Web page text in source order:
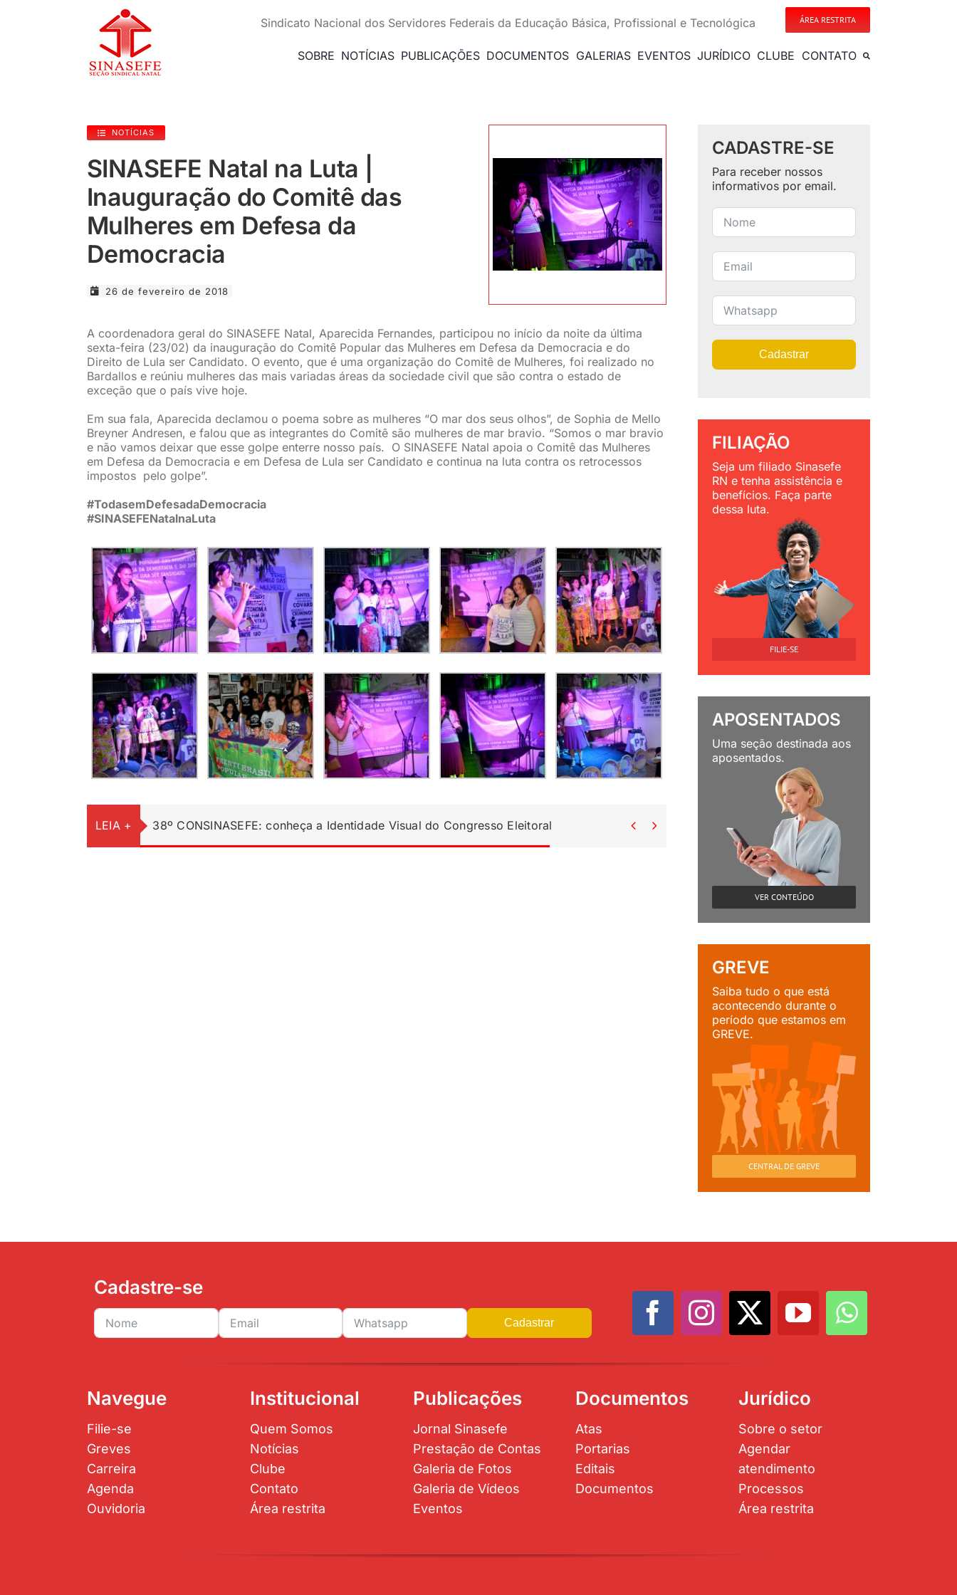
Sindicato Nacional dos Servidores Federais da Educação Básica, Profissional e Tecnológica ÁREA RESTRITA
SOBRE NOTÍCIAS PUBLICAÇÕES DOCUMENTOS GALERIAS EVENTOS JURÍDICO CLUBE CONTATO
NOTÍCIAS
SINASEFE Natal na Luta |
Inauguração do Comitê das
Mulheres em Defesa da
Democracia
26 de fevereiro de 2018
A coordenadora geral do SINASEFE Natal, Aparecida Fernandes, participou no início da noite da última
sexta-feira (23/02) da inauguração do Comitê Popular das Mulheres em Defesa da Democracia e do
Direito de Lula ser Candidato. O evento, que é uma organização do Comitê de Mulheres, foi realizado no
Bardallos e reúniu mulheres das mais variadas áreas da sociedade civil que são contra o estado de
exceção que o país vive hoje.
Em sua fala, Aparecida declamou o poema sobre as mulheres “O mar dos seus olhos”, de Sophia de Mello
Breyner Andresen, e falou que as integrantes do Comitê são mulheres de mar bravio. “Somos o mar bravio
e não vamos deixar que esse golpe enterre nosso país. O SINASEFE Natal apoia o Comitê das Mulheres
em Defesa da Democracia e em Defesa de Lula ser Candidato e continua na luta contra os retrocessos
impostos pelo golpe”.
#TodasemDefesadaDemocracia
#SINASEFENatalnaLuta
LEIA + 38º CONSINASEFE: conheça a Identidade Visual do Congresso Eleitoral  
CADASTRE-SE
Para receber nossos
informativos por email.
Cadastrar
FILIAÇÃO
Seja um filiado Sinasefe
RN e tenha assistência e
benefícios. Faça parte
dessa luta.
FILIE-SE
APOSENTADOS
Uma seção destinada aos
aposentados.
VER CONTEÚDO
GREVE
Saiba tudo o que está
acontecendo durante o
período que estamos em
GREVE.
CENTRAL DE GREVE
Cadastre-se
Cadastrar
Navegue
Filie-se
Greves
Carreira
Agenda
Ouvidoria
Institucional
Quem Somos
Notícias
Clube
Contato
Área restrita
Publicações
Jornal Sinasefe
Prestação de Contas
Galeria de Fotos
Galeria de Vídeos
Eventos
Documentos
Atas
Portarias
Editais
Documentos
Jurídico
Sobre o setor
Agendar
atendimento
Processos
Área restrita